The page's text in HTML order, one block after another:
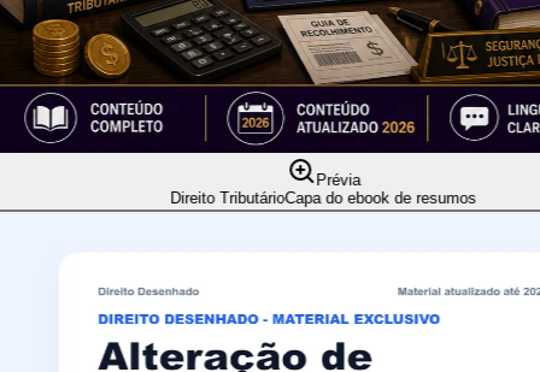
Prévia
Direito TributárioCapa do ebook de resumos